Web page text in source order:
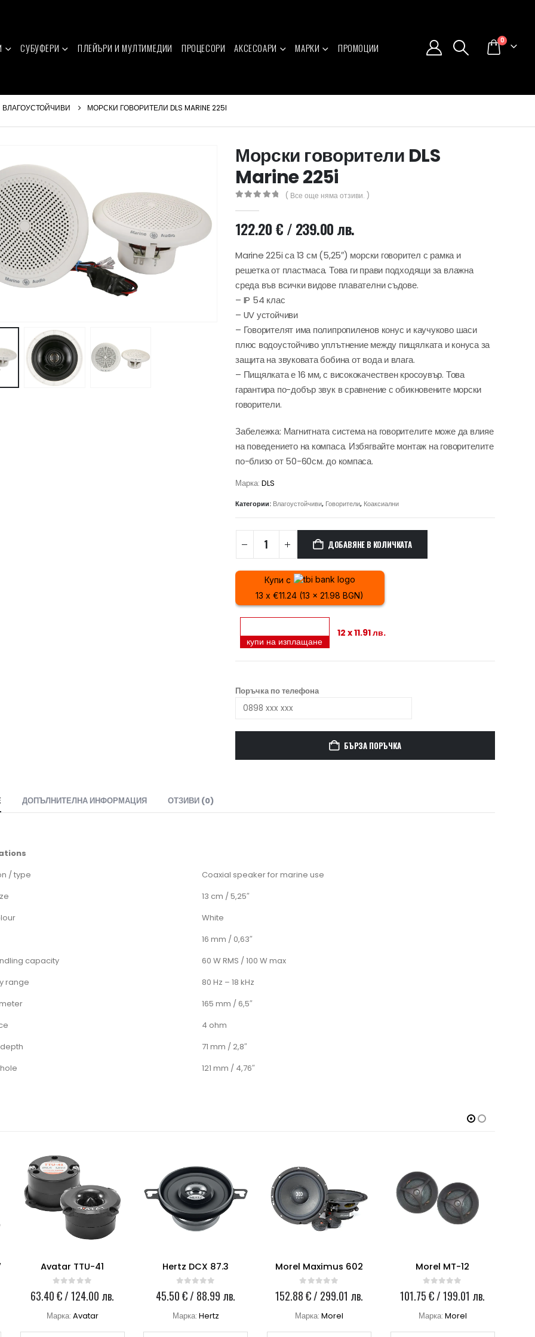
СУБУФЕРИ ПЛЕЙЪРИ И МУЛТИМЕДИИ ПРОЦЕСОРИ АКСЕСОАРИ МАРКИ ПРОМОЦИИ
0
ВЛАГОУСТОЙЧИВИ МОРСКИ ГОВОРИТЕЛИ DLS MARINE 225I
Морски говорители DLS
Marine 225i
( Все още няма отзиви. )
122.20€/ 239.00 лв.
Marine 225i са 13 см (5,25″) морски говорител с рамка и
решетка от пластмаса. Това ги прави подходящи за влажна
среда във всички видове плавателни съдове.
– IP 54 клас
– UV устойчиви
– Говорителят има полипропиленов конус и каучуково шаси
плюс водоустойчиво уплътнение между пищялката и конуса за
защита на звуковата бобина от вода и влага.
– Пищялката е 16 мм, с висококачествен кросоувър. Това
гарантира по-добър звук в сравнение с обикновените морски
говорители.
Забележка: Магнитната система на говорителите може да влияе
на поведението на компаса. Избягвайте монтаж на говорителите
по-близо от 50-60см. до компаса.
Марка: DLS
Категории: Влагоустойчиви, Говорители, Коаксиални
ДОБАВЯНЕ В КОЛИЧКАТА
Купи с
13 x €11.24 (13 x 21.98 BGN)
купи на изплащане
12 x 11.91 лв.
Поръчка по телефона
БЪРЗА ПОРЪЧКА
ДОПЪЛНИТЕЛНА ИНФОРМАЦИЯ ОТЗИВИ (0)
/ type
Coaxial speaker for marine use
13 cm / 5,25″
White
16 mm / 0,63″
capacity
60 W RMS / 100 W max
range
80 Hz – 18 kHz
165 mm / 6,5″
4 ohm
71 mm / 2,8″
121 mm / 4,76″
Avatar TTU-41
0 out of 5
63.40€/ 124.00 лв.
Марка: Avatar
Hertz DCX 87.3
0 out of 5
45.50€/ 88.99 лв.
Марка: Hertz
Morel Maximus 602
0 out of 5
152.88€/ 299.01 лв.
Марка: Morel
Morel MT-12
0 out of 5
101.75€/ 199.01 лв.
Марка: Morel